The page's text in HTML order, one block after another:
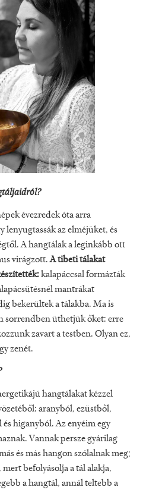
évezredek óta arra
lenyugtassák az elméjüket, és
A hangtálak a leginkább ott
virágzott.A tibeti tálakat
kalapáccsal formázták
mantrákat
bekerültek a tálakba. Ma is
sorrendben üthetjük őket: erre
zavart a testben. Olyan ez,
zenét.
hangtálakat kézzel
aranyból, ezüstből,
higanyból. Az enyéim egy
Vannak persze gyárilag
és más hangon szólalnak meg;
befolyásolja a tál alakja,
a hangtál, annál teltebb a